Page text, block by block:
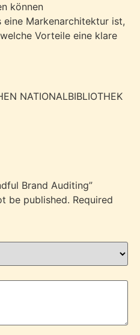
können
Markenarchitektur ist,
Vorteile eine klare
NATIONALBIBLIOTHEK
Brand Auditing”
be published. Required